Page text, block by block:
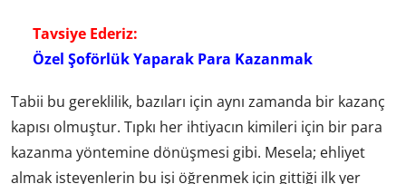
Tavsiye Ederiz:
Özel Şoförlük Yaparak Para Kazanmak
Tabii bu gereklilik, bazıları için aynı zamanda bir kazanç
kapısı olmuştur. Tıpkı her ihtiyacın kimileri için bir para
kazanma yöntemine dönüşmesi gibi. Mesela; ehliyet
almak isteyenlerin bu işi öğrenmek için gittiği ilk yer